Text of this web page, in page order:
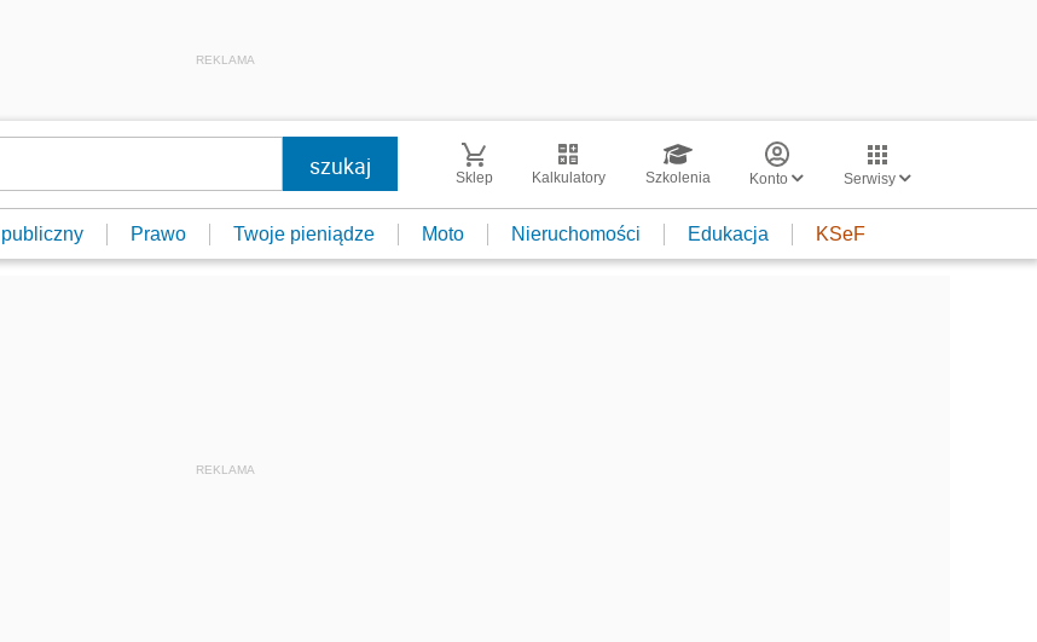
REKLAMA
Sklep Kalkulatory Szkolenia Konto Serwisy
Prawo Twoje pieniądze Moto Nieruchomości Edukacja KSeF